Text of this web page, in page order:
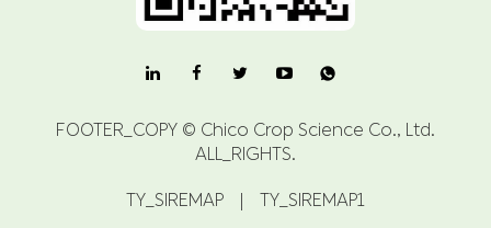

FOOTER_COPY © Chico Crop Science Co., Ltd.
ALL_RIGHTS.
TY_SIREMAP | TY_SIREMAP1